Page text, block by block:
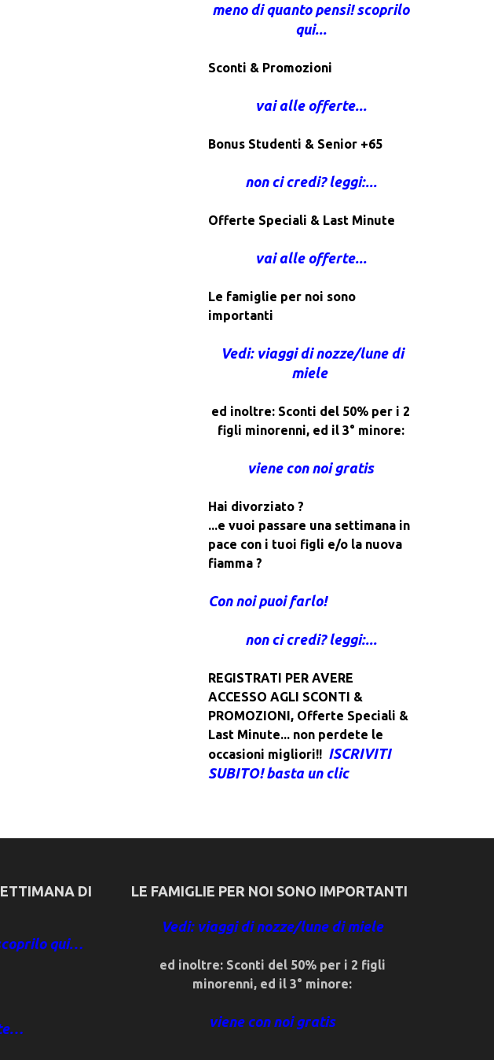
meno di quanto pensi! scoprilo
qui...
Sconti & Promozioni
vai alle offerte...
Bonus Studenti & Senior +65
non ci credi? leggi:...
Offerte Speciali & Last Minute
vai alle offerte...
Le famiglie per noi sono
importanti
Vedi: viaggi di nozze/lune di
miele
ed inoltre: Sconti del 50% per i 2
figli minorenni, ed il 3° minore:
viene con noi gratis
Hai divorziato ?
...e vuoi passare una settimana in
pace con i tuoi figli e/o la nuova
fiamma ?
Con noi puoi farlo!
non ci credi? leggi:...
REGISTRATI PER AVERE
ACCESSO AGLI SCONTI &
PROMOZIONI, Offerte Speciali &
Last Minute... non perdete le
occasioni migliori!! ISCRIVITI
SUBITO! basta un clic
DI
qui…
LE FAMIGLIE PER NOI SONO IMPORTANTI
Vedi: viaggi di nozze/lune di miele
ed inoltre: Sconti del 50% per i 2 figli
minorenni, ed il 3° minore:
viene con noi gratis